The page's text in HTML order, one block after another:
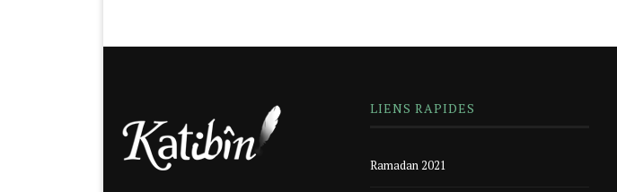
LIENS RAPIDES
Ramadan 2021